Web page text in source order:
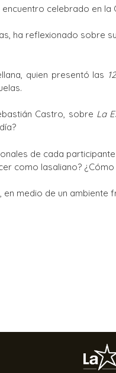
Ciclos Formativos
celebrado en la
ha reflexionado sobre
quien presentó las
Castro, sobre La
de cada
como lasaliano?
medio de un